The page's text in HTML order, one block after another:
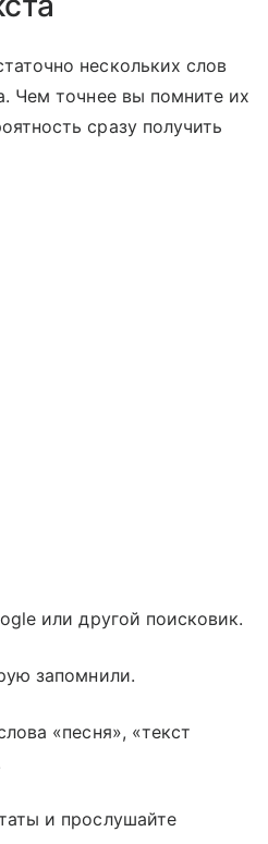
нескольких слов
Чем точнее вы помните их
сразу получить
или другой поисковик.
запомнили.
«песня», «текст
и прослушайте